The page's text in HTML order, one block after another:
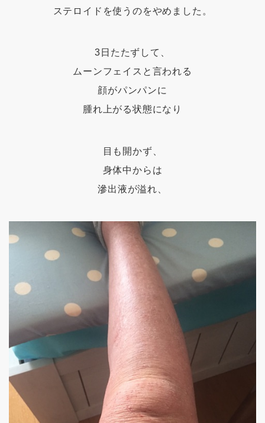
ステロイドを使うのをやめました。
3日たたずして、
ムーンフェイスと言われる
顔がパンパンに
腫れ上がる状態になり
目も開かず、
身体中からは
滲出液が溢れ、